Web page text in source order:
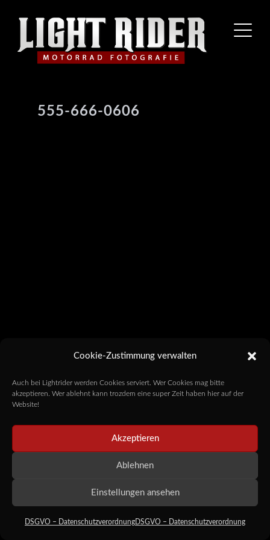
Cookie-Zustimmung verwalten
Auch bei Lightrider werden Cookies serviert. Wer Cookies mag bitte
akzeptieren. Wer ablehnt kann trozdem eine super Zeit haben hier auf der
Website!
Akzeptieren
Ablehnen
Einstellungen ansehen
DSGVO – Datenschutzverordnung DSGVO – Datenschutzverordnung
555-666-0606